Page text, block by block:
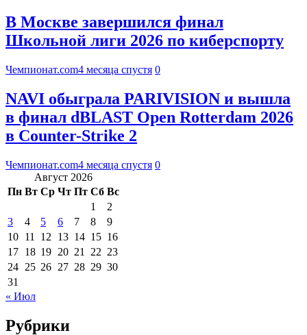
В Москве завершился финал
Школьной лиги 2026 по киберспорту
Чемпионат.com4 месяца спустя 0
NAVI обыграла PARIVISION и вышла
в финал dBLAST Open Rotterdam 2026
в Counter-Strike 2
Чемпионат.com4 месяца спустя 0
Август 2026
Пн Вт Ср Чт Пт Сб Вс
1
2
3
4 5 6 7 8
9
10 11 12 13 14 15 16
17 18 19 20 21 22 23
24 25 26 27 28 29 30
31
« Июл
Рубрики